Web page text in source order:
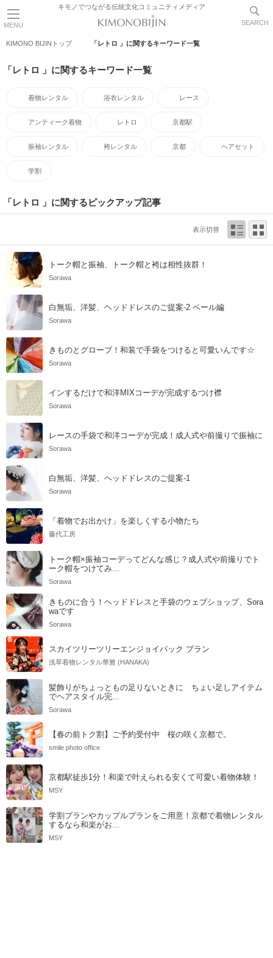
MENU
キモノでつながる伝統文化コミュニティメディア
SEARCH
KIMONO BIJINトップ 「レトロ 」に関するキーワード一覧
「レトロ 」に関するキーワード一覧
着物レンタル 浴衣レンタル レース
アンティーク着物 レトロ 京都駅
振袖レンタル 袴レンタル 京都 ヘアセット
学割
「レトロ 」に関するピックアップ記事
表示切替
トーク帽と振袖、トーク帽と袴は相性抜群！
Sorawa
白無垢、洋髪、ヘッドドレスのご提案-2 ベール編
Sorawa
きものとグローブ！和装で手袋をつけると可愛いんです☆
Sorawa
インするだけで和洋MIXコーデが完成するつけ襟
Sorawa
レースの手袋で和洋コーデが完成！成人式や前撮りで振袖に
Sorawa
白無垢、洋髪、ヘッドドレスのご提案-1
Sorawa
「着物でお出かけ」を楽しくする小物たち
藤代工房
トーク帽×振袖コーデってどんな感じ？成人式や前撮りでト
ーク帽をつけてみ...
Sorawa
きものに合う！ヘッドドレスと手袋のウェブショップ、Sora
waです
Sorawa
スカイツリーツリーエンジョイパック プラン
浅草着物レンタル華雅 (HANAKA)
髪飾りがちょっともの足りないときに ちょい足しアイテム
でヘアスタイル完...
Sorawa
【春の前トク割】ご予約受付中 桜の咲く京都で。
smile photo office
京都駅徒歩1分！和楽で叶えられる安くて可愛い着物体験！
MSY
学割プランやカップルプランをご用意！京都で着物レンタル
するなら和楽がお...
MSY